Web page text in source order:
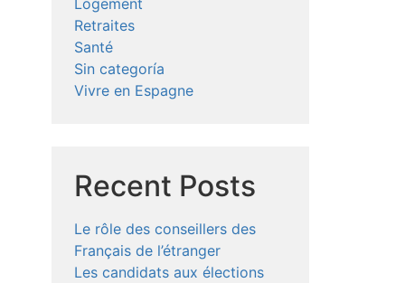
Logement
Retraites
Santé
Sin categoría
Vivre en Espagne
Recent Posts
Le rôle des conseillers des
Français de l’étranger
Les candidats aux élections